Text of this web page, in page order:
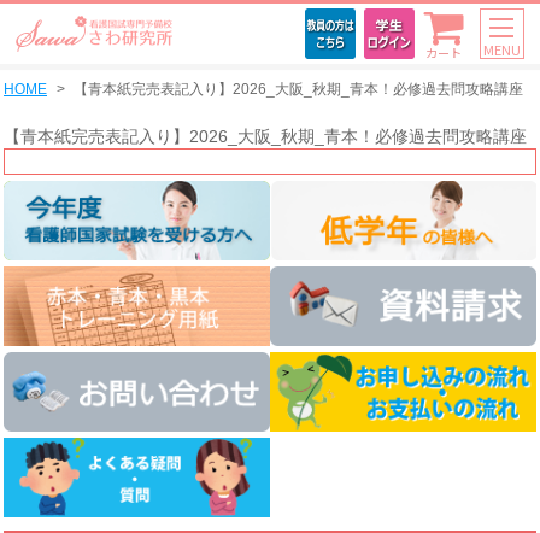
カート MENU
HOME 【青本紙完売表記入り】2026_大阪_秋期_青本！必修過去問攻略講座
【青本紙完売表記入り】2026_大阪_秋期_青本！必修過去問攻略講座